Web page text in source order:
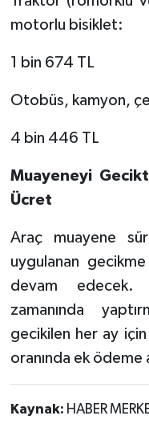
motorlu bisiklet:
1 bin 674 TL
Otobüs, kamyon,
4 bin 446 TL
Muayeneyi
Ücret
Araç muayene
uygulanan
devam edecek.
zamanında
gecikilen her ay
oranında ek ödeme
Kaynak: HABER